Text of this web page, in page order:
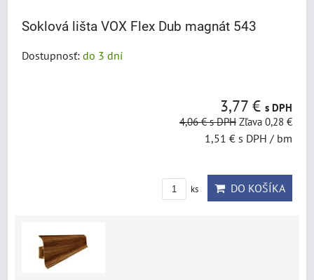
Soklová lišta VOX Flex Dub magnát 543
Dostupnosť: do 3 dní
3,77 € s DPH
4,06 €s DPH Zľava 0,28 €
1,51 € s DPH / bm
ks DO KOŠÍKA